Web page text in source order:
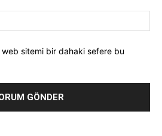
web sitemi bir dahaki sefere bu